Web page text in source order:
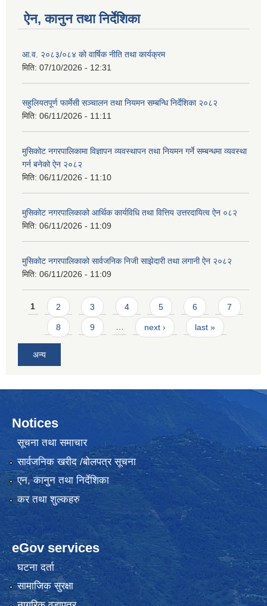
ऐन, कानुन तथा निर्देशिका
आ.व. २०८३/०८४ को वार्षिक नीति तथा कार्यक्रम
मिति: 07/10/2026 - 12:31
सहुलियतपूर्ण फार्मेसी सञ्चालन तथा नियमन सम्बन्धि निर्देशिका २०८२
मिति: 06/11/2026 - 11:11
मुसिकोट नगरपालिकामा विज्ञापन व्यवस्थापन तथा नियमन गर्ने सम्बन्धमा व्यवस्था
गर्न बनेको ऐन २०८२
मिति: 06/11/2026 - 11:10
मुसिकोट नगरपालिकाको आर्थिक कार्यविधि तथा वित्तिय उत्तरदायित्व ऐन ०८२
मिति: 06/11/2026 - 11:09
मुसिकोट नगरपालिकाको सार्वजनिक निजी साझेदारी तथा लगानी ऐन २०८२
मिति: 06/11/2026 - 11:09
Pages
1 2 3 4 5 6 7
8 9 … next › last »
अन्य
Notices
सूचना तथा समाचार
सार्वजनिक खरीद /बोलपत्र सूचना
एन, कानुन तथा निर्देशिका
कर तथा शुल्कहरु
eGov services
घटना दर्ता
सामाजिक सुरक्षा